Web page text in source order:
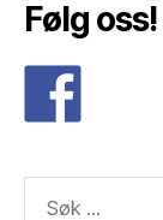
Følg oss!
etter: